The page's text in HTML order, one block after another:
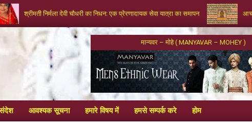
श्रीमती निर्मला देवी चौधरी का निधन: एक प्रेरणादायक सेवा यात्रा का समापन
मान्यवर – मोहे ( MANYAVAR – MOHEY )
आवश्यक सूचना हमारे विषय में हमसे सम्पर्क करे होम